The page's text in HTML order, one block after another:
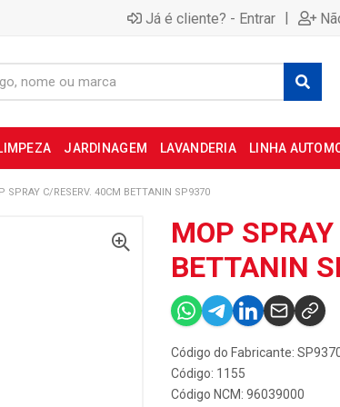
Já é cliente? - Entrar |
JARDINAGEM LAVANDERIA LINHA
SPRAY C/RESERV. 40CM BETTANIN SP9370
MOP
BETTANIN
Código do Fabricante:
Código: 1155
Código NCM: 96039000